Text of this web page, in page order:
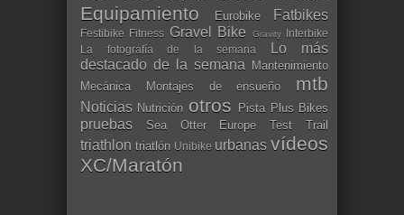
Equipamiento Eurobike Fatbikes
Festibike Fitness Gravel Bike Gravity
Interbike
La fotografía de la semana
Lo más
destacado de la semana
Mantenimiento
Mecánica
Montajes de ensueño mtb
Noticias Nutrición otros Pista Plus Bikes
pruebas Sea Otter Europe Test Trail
triathlon triatlón Unibike urbanas vídeos
XC/Maratón